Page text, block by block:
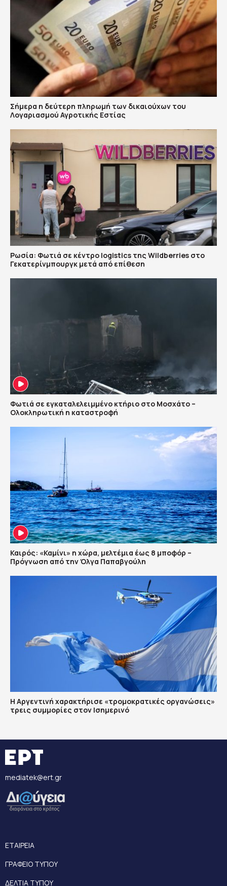
Σήμερα η δεύτερη πληρωμή των δικαιούχων του
Λογαριασμού Αγροτικής Εστίας
Ρωσία: Φωτιά σε κέντρο logistics της Wildberries στο
Γεκατερίνμπουργκ μετά από επίθεση
Φωτιά σε εγκαταλελειμμένο κτήριο στο Μοσχάτο –
Ολοκληρωτική η καταστροφή
Καιρός: «Καμίνι» η χώρα, μελτέμια έως 8 μποφόρ –
Πρόγνωση από την Όλγα Παπαβγούλη
Η Αργεντινή χαρακτήρισε «τρομοκρατικές οργανώσεις»
τρεις συμμορίες στον Ισημερινό
mediatek@ert.gr
ΕΤΑΙΡΕΙΑ
ΓΡΑΦΕΙΟ ΤΥΠΟΥ
ΔΕΛΤΙΑ ΤΥΠΟΥ